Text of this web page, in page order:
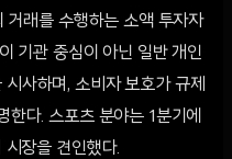
래를 수행하는 소액 투자자
기관 중심이 아닌 일반 개인
사하며, 소비자 보호가 규제
다. 스포츠 분야는 1분기에
장을 견인했다.